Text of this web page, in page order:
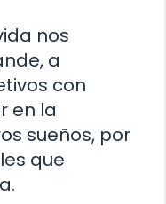
nos
a
con
en la
sueños, por
que